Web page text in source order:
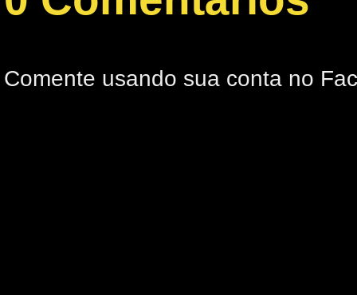
Comente usando sua conta no